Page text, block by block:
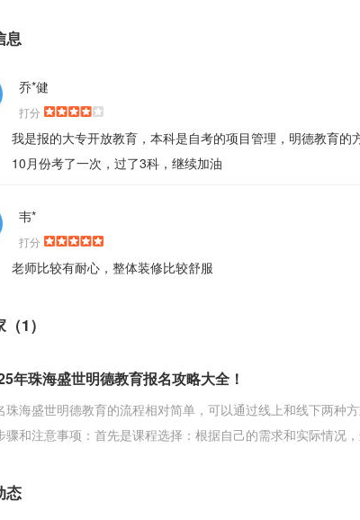
息
乔*健
打分
我是报的大专开放教育，本科是自考的项目管理，明德教育的
10月份考了一次，过了3科，继续加油
韦*
打分
老师比较有耐心，整体装修比较舒服
1）
年珠海盛世明德教育报名攻略大全！
珠海盛世明德教育的流程相对简单，可以通过线上和线下两种
骤和注意事项：首先是课程选择：根据自己的需求和实际情况
态